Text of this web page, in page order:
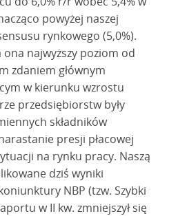
powyżej naszej
rynkowego (5,0%).
ona najwyższy poziom od
zdaniem głównym
w kierunku wzrostu
przedsiębiorstw były
składników
presji płacowej
na rynku pracy. Naszą
dziś wyniki
NBP (tzw. Szybki
w II kw. zmniejszył się